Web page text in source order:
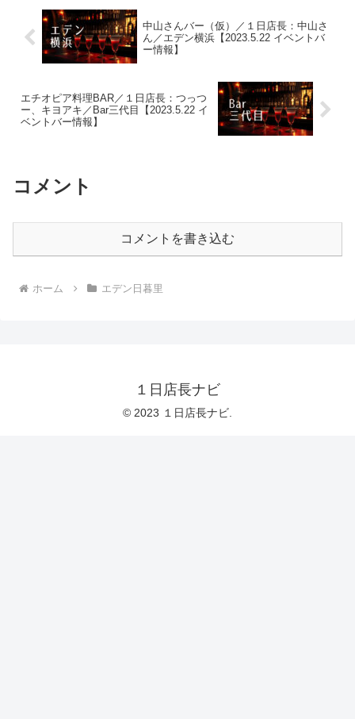
中山さんバー（仮）／１日店長：中山さ
ん／エデン横浜【2023.5.22 イベントバ
ー情報】
エチオピア料理BAR／１日店長：つっつ
ー、キヨアキ／Bar三代目【2023.5.22 イ
ベントバー情報】
コメント
コメントを書き込む
ホーム エデン日暮里
１日店長ナビ
© 2023 １日店長ナビ.